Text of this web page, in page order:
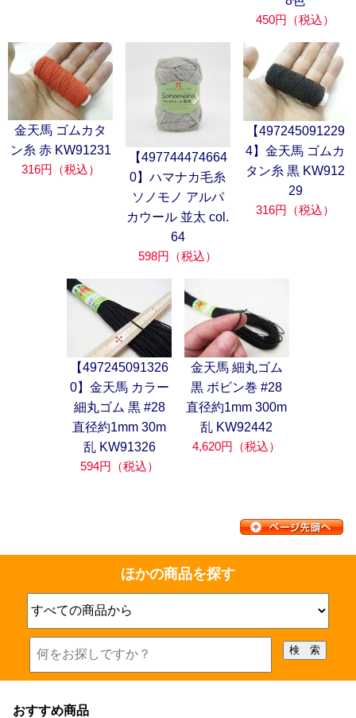
450円（税込）
金天馬 ゴムカタ
ン糸 赤 KW91231
316円（税込）
【497744474664
0】ハマナカ毛糸
ソノモノ アルパ
カウール 並太 col.
64
598円（税込）
【497245091229
4】金天馬 ゴムカ
タン糸 黒 KW912
29
316円（税込）
【497245091326
0】金天馬 カラー
細丸ゴム 黒 #28
直径約1mm 30m
乱 KW91326
594円（税込）
金天馬 細丸ゴム
黒 ボビン巻 #28
直径約1mm 300m
乱 KW92442
4,620円（税込）
ほかの商品を探す
おすすめ商品